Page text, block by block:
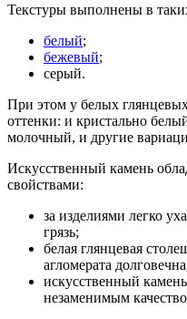
Текстуры выполнены в
белый;
бежевый;
серый.
При этом у белых
оттенки: и кристально
молочный, и другие
Искусственный камень
свойствами:
за изделиями легко
грязь;
белая глянцевая
агломерата
искусственный
незаменимым